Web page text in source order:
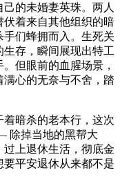
的未婚妻英珠。两人
着来自其他组织的暗
们蜂拥而入。生死关
存，瞬间展现出特工
但眼前的血腥场景，
心的无奈与不舍，踏
暗杀的老本行，这次
除掉当地的黑帮大
上退休生活，彻底金
平安退休从来都不是